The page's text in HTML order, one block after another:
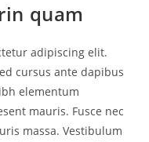
quam
adipiscing elit.
cursus ante dapibus
elementum
mauris. Fusce nec
massa. Vestibulum